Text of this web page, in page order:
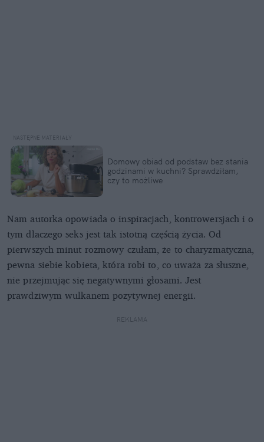
Domowy obiad od podstaw bez stania
godzinami w kuchni? Sprawdziłam,
czy to możliwe
Nam autorka opowiada o inspiracjach, kontrowersjach i o
tym dlaczego seks jest tak istotną częścią życia. Od
pierwszych minut rozmowy czułam, że to charyzmatyczna,
pewna siebie kobieta, która robi to, co uważa za słuszne,
nie przejmując się negatywnymi głosami. Jest
prawdziwym wulkanem pozytywnej energii.
REKLAMA